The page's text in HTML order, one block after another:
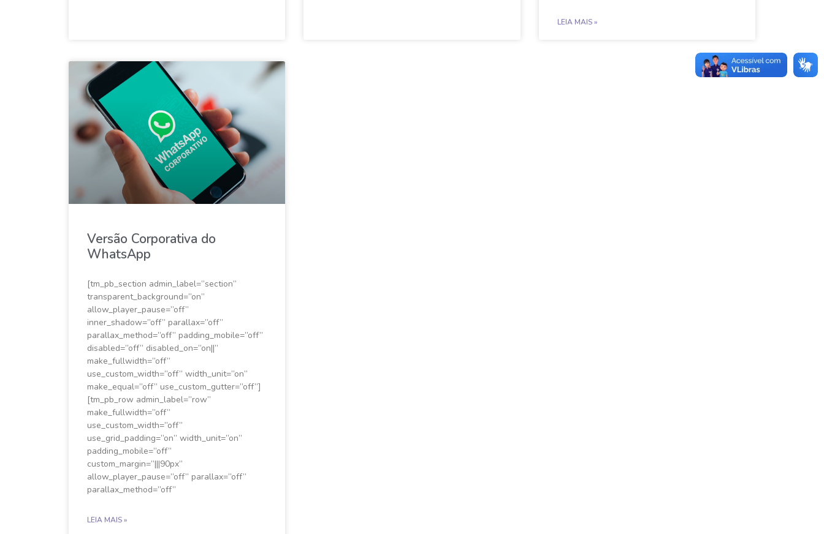
LEIA MAIS »
Versão Corporativa do
WhatsApp
[tm_pb_section admin_label=”section”
transparent_background=”on”
allow_player_pause=”off”
inner_shadow=”off” parallax=”off”
parallax_method=”off” padding_mobile=”off”
disabled=”off” disabled_on=”on||”
make_fullwidth=”off”
use_custom_width=”off” width_unit=”on”
make_equal=”off” use_custom_gutter=”off”]
[tm_pb_row admin_label=”row”
make_fullwidth=”off”
use_custom_width=”off”
use_grid_padding=”on” width_unit=”on”
padding_mobile=”off”
custom_margin=”|||90px”
allow_player_pause=”off” parallax=”off”
parallax_method=”off”
LEIA MAIS »